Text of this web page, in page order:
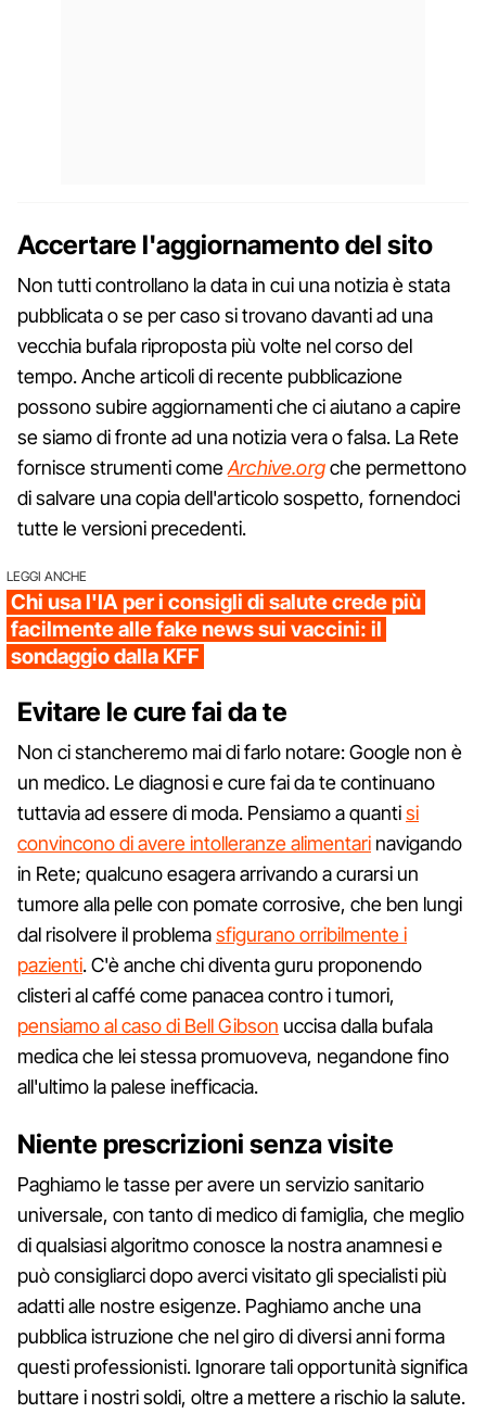
Accertare l'aggiornamento del sito
Non tutti controllano la data in cui una notizia è stata
pubblicata o se per caso si trovano davanti ad una
vecchia bufala riproposta più volte nel corso del
tempo. Anche articoli di recente pubblicazione
possono subire aggiornamenti che ci aiutano a capire
se siamo di fronte ad una notizia vera o falsa. La Rete
fornisce strumenti comeArchive.orgche permettono
di salvare una copia dell'articolo sospetto, fornendoci
tutte le versioni precedenti.
LEGGI ANCHE
Chi usa l'IA per i consigli di salute crede più
facilmente alle fake news sui vaccini: il
sondaggio dalla KFF
Evitare le cure fai da te
Non ci stancheremo mai di farlo notare: Google non è
un medico. Le diagnosi e cure fai da te continuano
tuttavia ad essere di moda. Pensiamo a quantisi
convincono di avere intolleranze alimentari navigando
in Rete; qualcuno esagera arrivando a curarsi un
tumore alla pelle con pomate corrosive, che ben lungi
dal risolvere il problemasfigurano orribilmente i
pazienti. C'è anche chi diventa guru proponendo
clisteri al caffé come panacea contro i tumori,
pensiamo al caso di Bell Gibson uccisa dalla bufala
medica che lei stessa promuoveva, negandone fino
all'ultimo la palese inefficacia.
Niente prescrizioni senza visite
Paghiamo le tasse per avere un servizio sanitario
universale, con tanto di medico di famiglia, che meglio
di qualsiasi algoritmo conosce la nostra anamnesi e
può consigliarci dopo averci visitato gli specialisti più
adatti alle nostre esigenze. Paghiamo anche una
pubblica istruzione che nel giro di diversi anni forma
questi professionisti. Ignorare tali opportunità significa
buttare i nostri soldi, oltre a mettere a rischio la salute.